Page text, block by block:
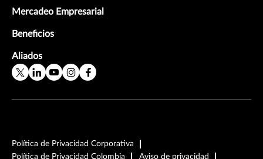
Mercadeo Empresarial
Beneficios
Aliados
Política de Privacidad Corporativa
Política de Privacidad Colombia
Aviso de privacidad